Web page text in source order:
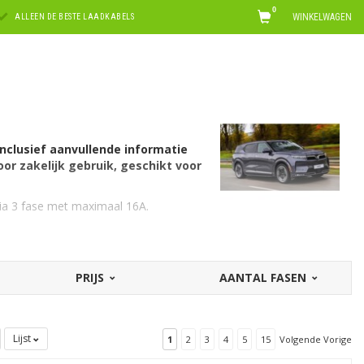
ALLEEN DE BESTE LAADKABELS WINKELWAGEN
0
aanvullende informatie
zakelijk gebruik, geschikt voor
3 fase met maximaal 16A.
16 ampère. Hiervoor is een EV
voor VinFast
. Op zoek naar een
PRIJS AANTAL FASEN
Lijst 1 2 3 4 5 15 Volgende Vorige